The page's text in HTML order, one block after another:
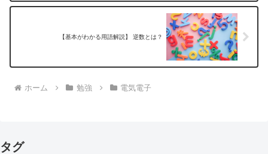
【基本がわかる用語解説】 逆数とは？
ホーム 勉強 電気電子
タグ